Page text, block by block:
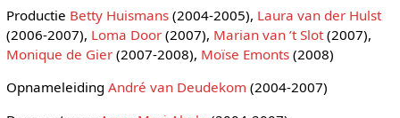
Productie Betty Huismans(2004-2005), Laura van der Hulst
(2006-2007), Loma Door(2007), Marian van ’t Slot(2007),
Monique de Gier(2007-2008), Moïse Emonts(2008)
Opnameleiding André van Deudekom (2004-2007)